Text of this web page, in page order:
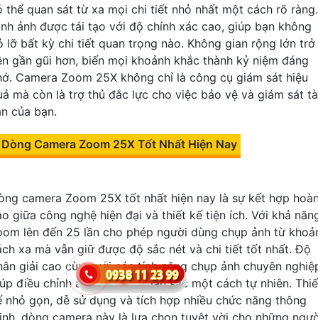
thể quan sát từ xa mọi chi tiết nhỏ nhất một cách rõ ràng.
ảnh được tái tạo với độ chính xác cao, giúp bạn không
lỡ bất kỳ chi tiết quan trọng nào. Không gian rộng lớn trở
gần gũi hơn, biến mọi khoảnh khắc thành kỷ niệm đáng
Camera Zoom 25X không chỉ là công cụ giám sát hiệu
mà còn là trợ thủ đắc lực cho việc bảo vệ và giám sát
của bạn.
Dòng Camera Zoom 25X Tốt Nhất Hiện Nay
camera Zoom 25X tốt nhất hiện nay là sự kết hợp
giữa công nghệ hiện đại và thiết kế tiện ích. Với khả
lên đến 25 lần cho phép người dùng chụp ảnh từ
xa mà vẫn giữ được độ sắc nét và chi tiết tốt nhất. Độ
giải cao cùng với các tính năng chụp ảnh chuyên
điều chỉnh ánh sáng và màu sắc một cách tự nhiên.
nhỏ gọn, dễ sử dụng và tích hợp nhiều chức năng thông
dòng camera này là lựa chọn tuyệt vời cho những